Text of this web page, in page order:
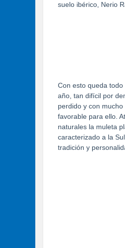
suelo ibérico, Nerio
Con esto queda
año, tan difícil por
perdido y con
favorable para ello.
naturales la muleta
caracterizado a la
tradición y